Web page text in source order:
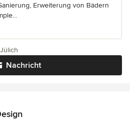
Erweiterung von Bädern
Nachricht